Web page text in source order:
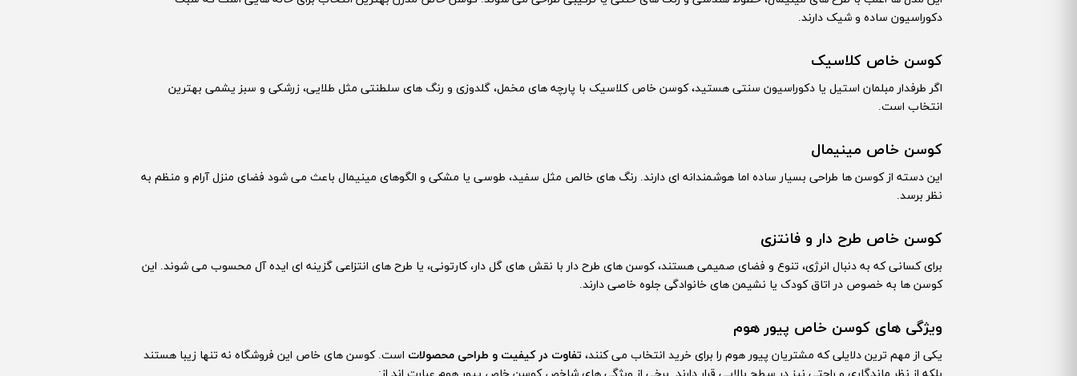
دکوراسیون ساده و شیک دارند.
کوسن خاص کلاسیک
اگر طرفدار مبلمان استیل یا دکوراسیون سنتی هستید، کوسن خاص کلاسیک با پارچه های مخمل، گلدوزی و رنگ های سلطنتی مثل طلایی، زرشکی و سبز یشمی بهترین
انتخاب است.
کوسن خاص مینیمال
این دسته از کوسن ها طراحی بسیار ساده اما هوشمندانه ای دارند. رنگ های خالص مثل سفید، طوسی یا مشکی و الگوهای مینیمال باعث می شود فضای منزل آرام و منظم به
نظر برسد.
کوسن خاص طرح دار و فانتزی
برای کسانی که به دنبال انرژی، تنوع و فضای صمیمی هستند، کوسن های طرح دار با نقش های گل دار، کارتونی، یا طرح های انتزاعی گزینه ای ایده آل محسوب می شوند. این
کوسن ها به خصوص در اتاق کودک یا نشیمن های خانوادگی جلوه خاصی دارند.
ویژگی های کوسن خاص پیور هوم
یکی از مهم ترین دلایلی که مشتریان پیور هوم را برای خرید انتخاب می کنند، تفاوت در کیفیت و طراحی محصولات است. کوسن های خاص این فروشگاه نه تنها زیبا هستند